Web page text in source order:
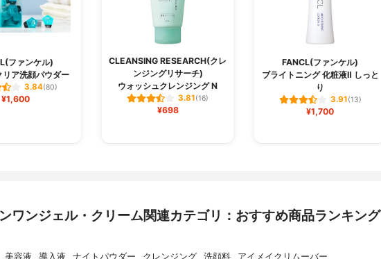
ファンケル)
リア洗顔パウダー
3.84(80)
¥1,600
CLEANSING RESEARCH(クレ
ンジングリサーチ)
ウォッシュクレンジング N
3.81(16)
¥698
FANCL(ファンケル)
ブライトニング 化粧液Ⅱ しっと
り
3.91(13)
¥1,700
ワンジェル・クリーム関連カテゴリ：おすすめ商品ランキング
美容液 導入液 ナイトパウダー クレンジング 洗顔料 アイメイクリムーバー